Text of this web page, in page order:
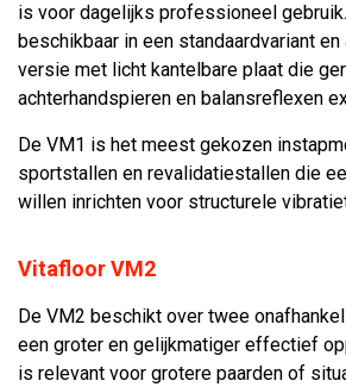
is voor dagelijks professioneel
beschikbaar in een standaardvariant
versie met licht kantelbare plaat die
achterhandspieren en balansreflexen
De VM1 is het meest gekozen
sportstallen en revalidatiestallen die
willen inrichten voor structurele
Vitafloor VM2
De VM2 beschikt over twee
een groter en gelijkmatiger effectief
is relevant voor grotere paarden of